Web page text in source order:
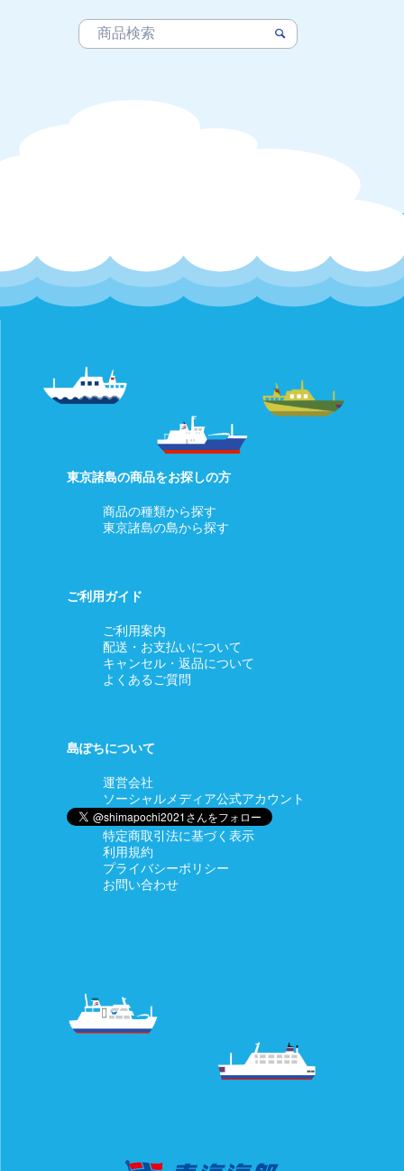
東京諸島の商品をお探しの方
商品の種類から探す
東京諸島の島から探す
ご利用ガイド
ご利用案内
配送・お支払いについて
キャンセル・返品について
よくあるご質問
島ぽちについて
運営会社
ソーシャルメディア公式アカウント
特定商取引法に基づく表示
利用規約
プライバシーポリシー
お問い合わせ